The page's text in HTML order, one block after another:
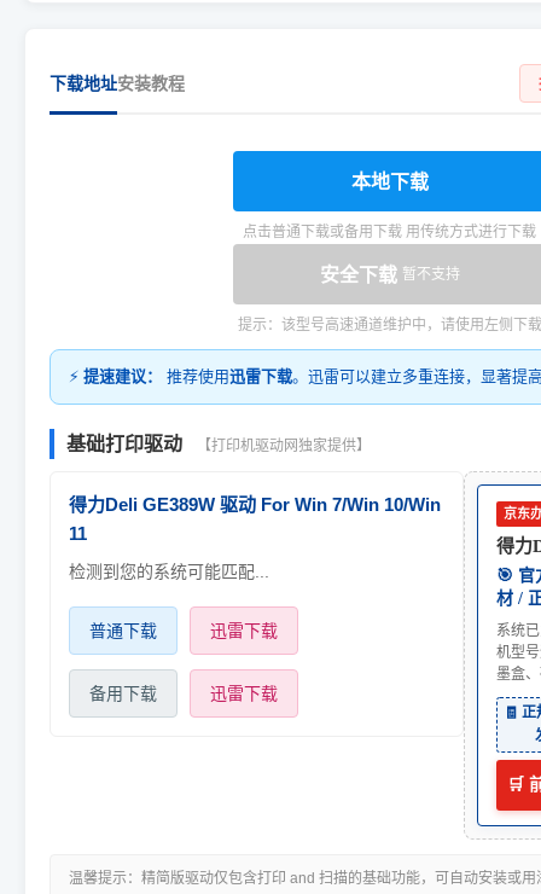
下载地址安装教程
本地下载
点击普通下载或备用下载 用传统方式进行下载
安全下载 暂不支持
提示：该型号高速通道维护中，请使用左侧下载
⚡ 提速建议： 推荐使用迅雷下载。迅雷可以建立多重连接，显著提
基础打印驱动 【打印机驱动网独家提供】
得力Deli GE389W 驱动 For Win 7/Win 10/Win
11
检测到您的系统可能匹配...
普通下载 迅雷下载
备用下载 迅雷下载
京东
得力
🎯 官
材 /
系统
机型
墨盒
🧾
🛒
温馨提示：精简版驱动仅包含打印 and 扫描的基础功能，可自动安装或